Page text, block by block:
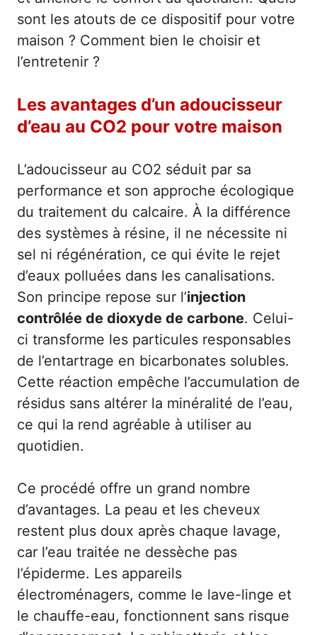
sont les atouts de ce dispositif pour votre
maison ? Comment bien le choisir et
l’entretenir ?
Les avantages d’un adoucisseur
d’eau au CO2 pour votre maison
L’adoucisseur au CO2 séduit par sa
performance et son approche écologique
du traitement du calcaire. À la différence
des systèmes à résine, il ne nécessite ni
sel ni régénération, ce qui évite le rejet
d’eaux polluées dans les canalisations.
Son principe repose sur l’injection
contrôlée de dioxyde de carbone. Celui-
ci transforme les particules responsables
de l’entartrage en bicarbonates solubles.
Cette réaction empêche l’accumulation de
résidus sans altérer la minéralité de l’eau,
ce qui la rend agréable à utiliser au
quotidien.
Ce procédé offre un grand nombre
d’avantages. La peau et les cheveux
restent plus doux après chaque lavage,
car l’eau traitée ne dessèche pas
l’épiderme. Les appareils
électroménagers, comme le lave-linge et
le chauffe-eau, fonctionnent sans risque